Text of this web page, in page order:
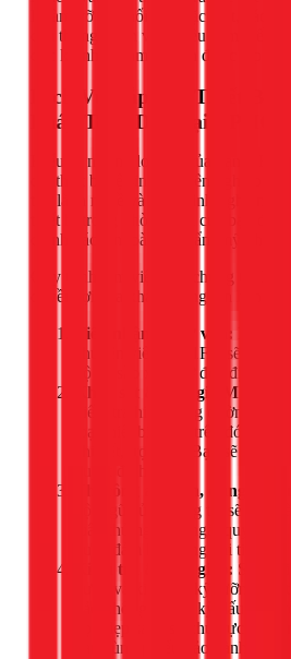
là làm vỡ cả khối sứ. Đặc biệt, các
cầu thông minh với nhiều cảm biến
cực kỳ nhạy cảm và cần được lắp
Dịch Vụ Lắp Đặt Thiết Bị
Pháp Toàn Diện tại TPHCM
Hiểu rõ những lo lắng của bạn, 1Fix
đặt thiết bị vệ sinh chuyên nghiệp,
thợ lành nghề và giàu kinh nghiệm.
thiết bị trong phòng tắm của bạn đều
chính xác, an toàn và thẩm mỹ nhất.
Quy trình làm việc của chúng tôi
quyền lợi của khách hàng lên hàng
Tiếp nhận & Tư vấn:
chuyên viên của 1Fix sẽ lắng
bộ và sắp xếp thợ đến địa chỉ
Khảo sát & Báo giá MIỄN
kiểm tra hiện trạng đường ống
loại thiết bị. Dựa trên đó,
chi tiết, trọn gói. Bạn sẽ biết
Thi công an toàn, đúng
đội ngũ của chúng tôi sẽ tiến
tuân thủ nghiêm ngặt quy trình
xuất, đảm bảo từng chi tiết nhỏ
Kiểm tra & Bàn giao: Sau khi
nước và kiểm tra kỹ lưỡng
bảo không có bất kỳ dấu hiệu
dọn dẹp sạch sẽ khu vực thi
bạn cùng phiếu bảo hành.